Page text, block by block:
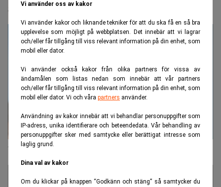
Vi använder oss av kakor
Vi använder kakor och liknande tekniker för att du ska få en så bra
upplevelse som möjligt på webbplatsen. Det innebär att vi lagrar
och/eller får tillgång till viss relevant information på din enhet, som
mobil eller dator.
Vi använder också kakor från olika partners för vissa av
ändamålen som listas nedan som innebär att vår partners
och/eller får tillgång till viss relevant information på din enhet, som
mobil eller dator. Vi och våra partners använder.
Användning av kakor innebär att vi behandlar personuppgifter som
IP-adress, unika identifierare och beteendedata. Vår behandling av
personuppgifter sker med samtycke eller berättigat intresse som
laglig grund.
Dina val av kakor
Om du klickar på knappen “Godkänn och stäng” så samtycker du
Sverigedemokraterna ligger stabilt i opinionen
Väljarbarometer: Tidöpartierna knappar in